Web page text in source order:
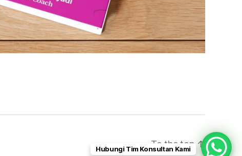
To the top ↑
Hubungi Tim Konsultan Kami